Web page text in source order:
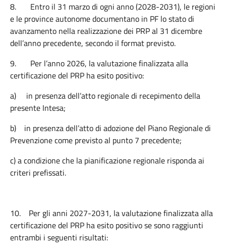
8. Entro il 31 marzo di ogni anno (2028-2031), le regioni
e le province autonome documentano in PF lo stato di
avanzamento nella realizzazione dei PRP al 31 dicembre
dell’anno precedente, secondo il format previsto.
9. Per l’anno 2026, la valutazione finalizzata alla
certificazione del PRP ha esito positivo:
a) in presenza dell’atto regionale di recepimento della
presente Intesa;
b) in presenza dell’atto di adozione del Piano Regionale di
Prevenzione come previsto al punto 7 precedente;
c) a condizione che la pianificazione regionale risponda ai
criteri prefissati.
10. Per gli anni 2027-2031, la valutazione finalizzata alla
certificazione del PRP ha esito positivo se sono raggiunti
entrambi i seguenti risultati: